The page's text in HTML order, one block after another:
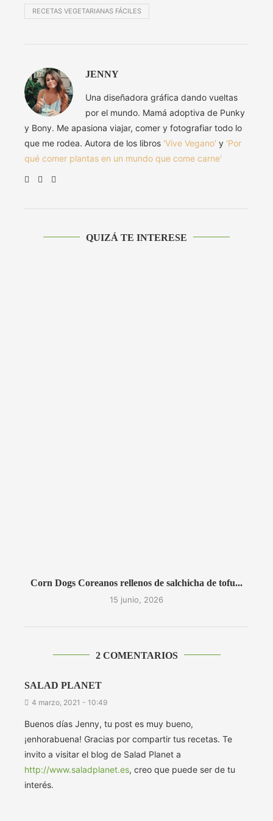
RECETAS VEGETARIANAS FÁCILES
JENNY
Una diseñadora gráfica dando vueltas
por el mundo. Mamá adoptiva de Punky
y Bony. Me apasiona viajar, comer y fotografiar todo lo
que me rodea. Autora de los libros 'Vive Vegano' y 'Por
qué comer plantas en un mundo que come carne'
QUIZÁ TE INTERESE
Corn Dogs Coreanos rellenos de salchicha de tofu...
15 junio, 2026
2 COMENTARIOS
SALAD PLANET
4 marzo, 2021 - 10:49
Buenos días Jenny, tu post es muy bueno,
¡enhorabuena! Gracias por compartir tus recetas. Te
invito a visitar el blog de Salad Planet a
http://www.saladplanet.es, creo que puede ser de tu
interés.